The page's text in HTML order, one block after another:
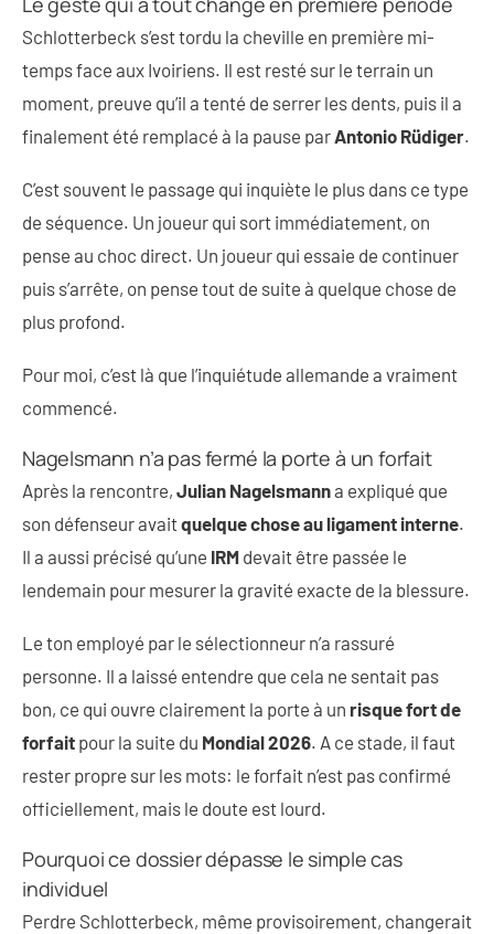
Schlotterbeck s’est tordu la cheville en première mi-
temps face aux Ivoiriens. Il est resté sur le terrain un
moment, preuve qu’il a tenté de serrer les dents, puis il a
finalement été remplacé à la pause parAntonio Rüdiger.
C’est souvent le passage qui inquiète le plus dans ce type
de séquence. Un joueur qui sort immédiatement, on
pense au choc direct. Un joueur qui essaie de continuer
puis s’arrête, on pense tout de suite à quelque chose de
plus profond.
Pour moi, c’est là que l’inquiétude allemande a vraiment
commencé.
Nagelsmann n’a pas fermé la porte à un forfait
Après la rencontre, Julian Nagelsmanna expliqué que
son défenseur avaitquelque chose au ligament interne.
Il a aussi précisé qu’une IRM devait être passée le
lendemain pour mesurer la gravité exacte de la blessure.
Le ton employé par le sélectionneur n’a rassuré
personne. Il a laissé entendre que cela ne sentait pas
bon, ce qui ouvre clairement la porte à un risque fort de
forfait pour la suite du Mondial 2026. A ce stade, il faut
rester propre sur les mots: le forfait n’est pas confirmé
officiellement, mais le doute est lourd.
Pourquoi ce dossier dépasse le simple cas
individuel
Perdre Schlotterbeck, même provisoirement, changerait